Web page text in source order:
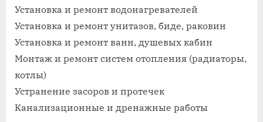
Установка и ремонт водонагревателей
Установка и ремонт унитазов, биде, раковин
Установка и ремонт ванн, душевых кабин
Монтаж и ремонт систем отопления (радиаторы,
котлы)
Устранение засоров и протечек
Канализационные и дренажные работы